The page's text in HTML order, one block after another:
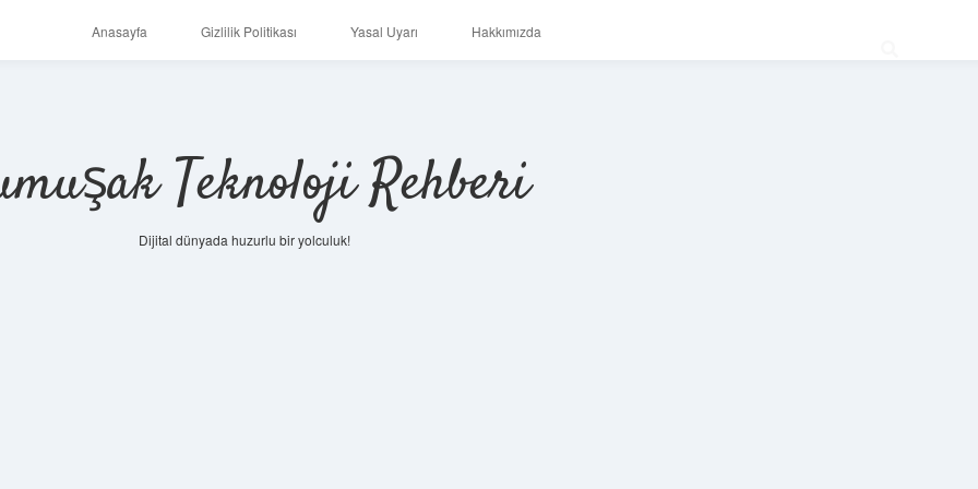
Anasayfa Gizlilik Politikası Yasal Uyarı Hakkımızda
Teknoloji Rehberi
Dijital dünyada huzurlu bir yolculuk!